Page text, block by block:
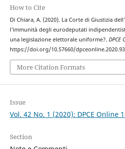
How to Cite
Di Chiara, A. (2020). La Corte di Giustizia
l’immunità degli eurodeputati
una legislazione elettorale uniforme?. DPCE
https://doi.org/10.57660/
More Citation Formats
Issue
Vol. 42 No. 1 (2020): DPCE Online
Section